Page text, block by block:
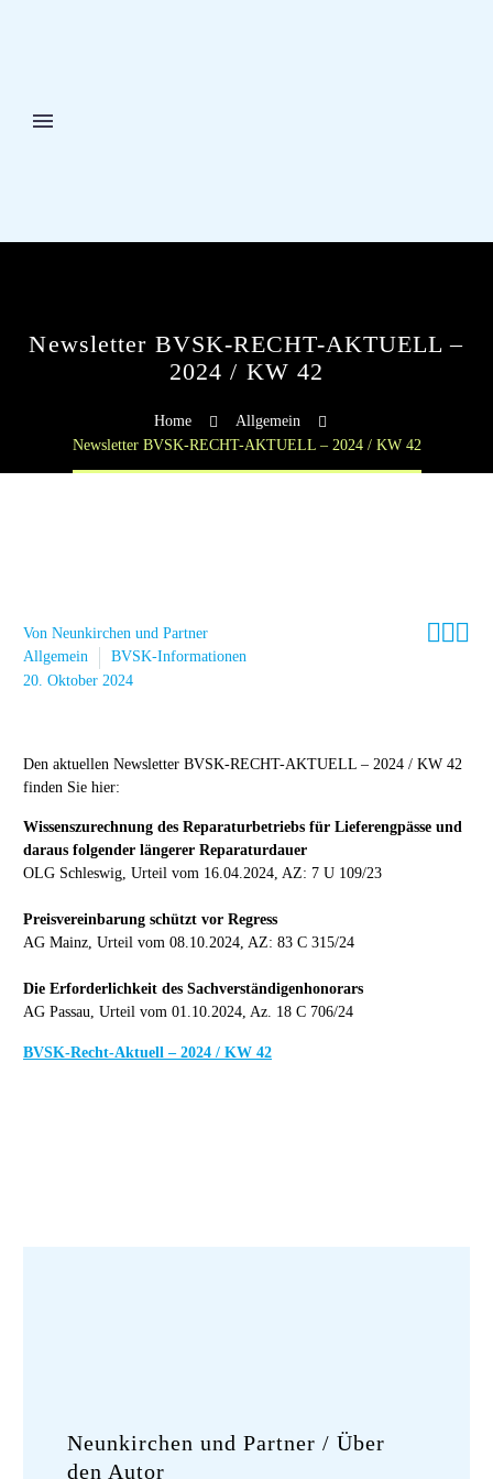
Newsletter BVSK-RECHT-AKTUELL –
2024 / KW 42
Home
Allgemein
Newsletter BVSK-RECHT-AKTUELL – 2024 / KW 42

Von Neunkirchen und Partner
Allgemein
BVSK-Informationen
20. Oktober 2024
Den aktuellen Newsletter BVSK-RECHT-AKTUELL – 2024 / KW 42
finden Sie hier:
Wissenszurechnung des Reparaturbetriebs für Lieferengpässe und
daraus folgender längerer Reparaturdauer
OLG Schleswig, Urteil vom 16.04.2024, AZ: 7 U 109/23
Preisvereinbarung schützt vor Regress
AG Mainz, Urteil vom 08.10.2024, AZ: 83 C 315/24
Die Erforderlichkeit des Sachverständigenhonorars
AG Passau, Urteil vom 01.10.2024, Az. 18 C 706/24
BVSK-Recht-Aktuell – 2024 / KW 42
Neunkirchen und Partner / Über
den Autor